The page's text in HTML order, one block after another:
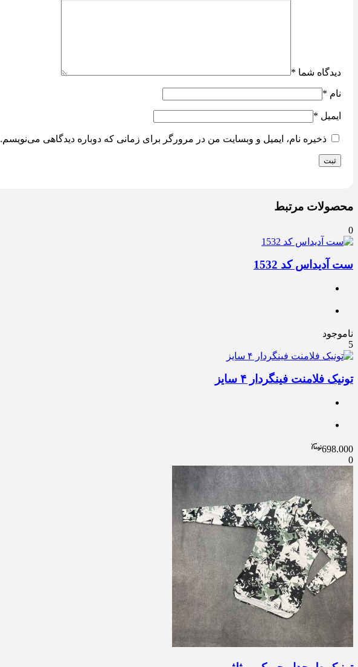
دیدگاه شما *
نام *
ایمیل *
ذخیره نام، ایمیل و وبسایت من در مرورگر برای زمانی که دوباره دیدگاهی می‌نویسم.
محصولات مرتبط
0
ست آدیداس کد 1532
ناموجود
5
تونیک فلامنت فینگردار ۴ سایز
698.000
0